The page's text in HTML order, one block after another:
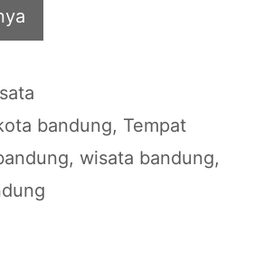
bandung, Tempat
, wisata bandung,